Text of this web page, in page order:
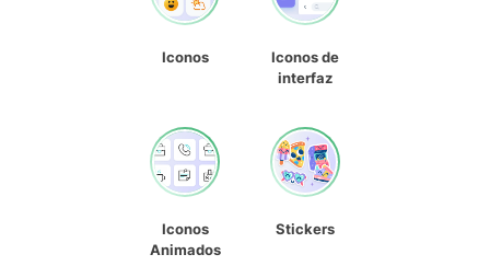
Iconos
Iconos de
interfaz
Iconos
Animados
Stickers